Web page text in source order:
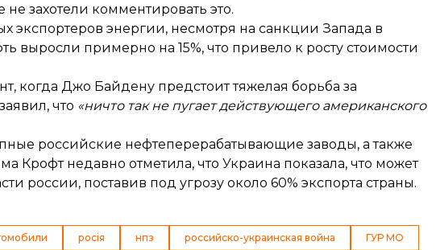
захотели комментировать это.
экспортеров энергии, несмотря на санкции Запада в
выросли примерно на 15%, что привело к росту стоимости
когда Джо Байдену предстоит тяжелая борьба за
что «ничто так не пугает действующего американского
российские нефтеперерабатывающие заводы, а также
недавно отметила, что Украина показала, что может
россии, поставив под угрозу около 60% экспорта страны.
росія нпз российско-украинская война ГУР МО